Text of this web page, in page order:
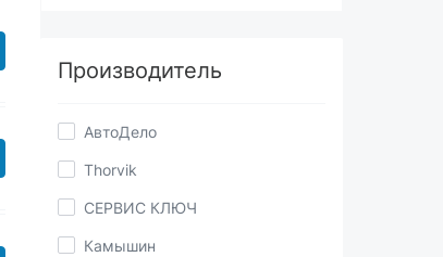
АвтоДело